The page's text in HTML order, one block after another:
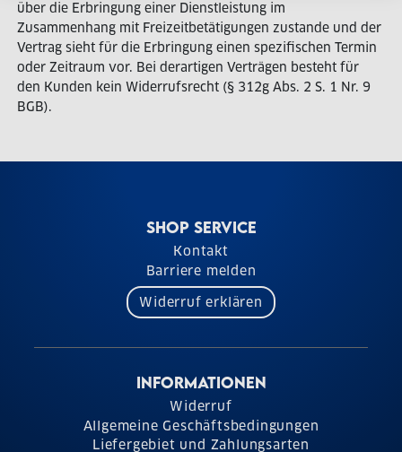
über die Erbringung einer Dienstleistung im
Zusammenhang mit Freizeitbetätigungen zustande und der
Vertrag sieht für die Erbringung einen spezifischen Termin
oder Zeitraum vor. Bei derartigen Verträgen besteht für
den Kunden kein Widerrufsrecht (§ 312g Abs. 2 S. 1 Nr. 9
BGB).
SHOP SERVICE
Kontakt
Barriere melden
Widerruf erklären
INFORMATIONEN
Widerruf
Allgemeine Geschäftsbedingungen
Liefergebiet und Zahlungsarten